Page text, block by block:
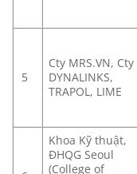
5
Cty MRS.VN, Cty
DYNALINKS,
TRAPOL, LIME
Khoa Kỹ thuật,
ĐHQG Seoul
(College of